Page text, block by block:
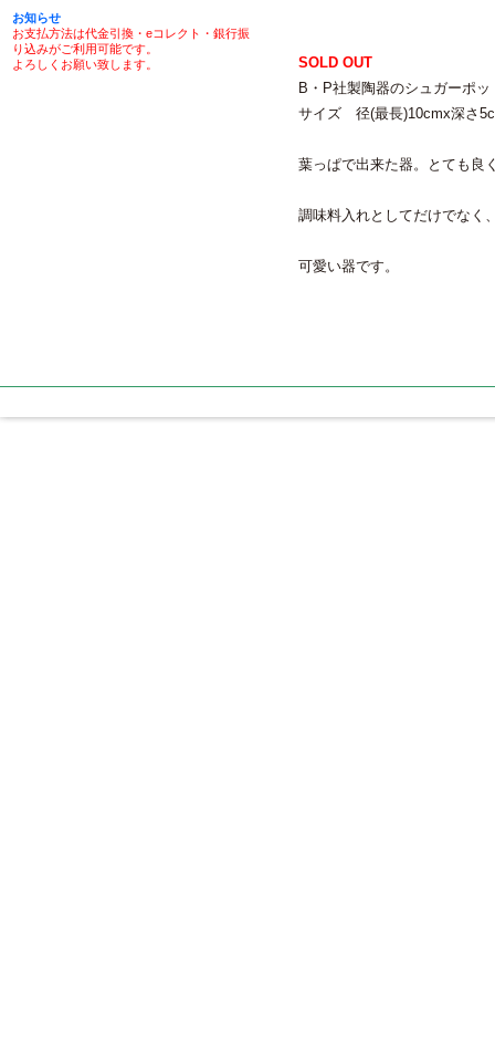
お知らせ
お支払方法は代金引換・eコレクト・銀行振
り込みがご利用可能です。
よろしくお願い致します。
SOLD OUT
B・P社製陶器のシュガーポッ
サイズ 径(最長)10cmx深さ
葉っぱで出来た器。とても良
調味料入れとしてだけでなく
可愛い器です。